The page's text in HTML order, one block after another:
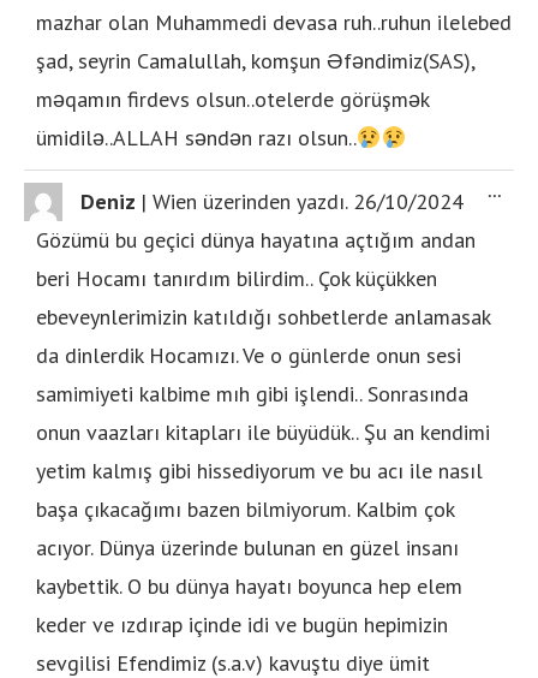
mazhar olan Muhammedi devasa ruh..ruhun ilelebed
şad, seyrin Camalullah, komşun Əfəndimiz(SAS),
məqamın firdevs olsun..otelerde görüşmək
ümidilə..ALLAH səndən razı olsun..
Deniz | Wien üzerinden yazdı.26/10/2024
Gözümü bu geçici dünya hayatına açtığım andan
beri Hocamı tanırdım bilirdim.. Çok küçükken
ebeveynlerimizin katıldığı sohbetlerde anlamasak
da dinlerdik Hocamızı. Ve o günlerde onun sesi
samimiyeti kalbime mıh gibi işlendi.. Sonrasında
onun vaazları kitapları ile büyüdük.. Şu an kendimi
yetim kalmış gibi hissediyorum ve bu acı ile nasıl
başa çıkacağımı bazen bilmiyorum. Kalbim çok
acıyor. Dünya üzerinde bulunan en güzel insanı
kaybettik. O bu dünya hayatı boyunca hep elem
keder ve ızdırap içinde idi ve bugün hepimizin
sevgilisi Efendimiz (s.a.v) kavuştu diye ümit
...